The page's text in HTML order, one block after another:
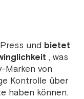
und bietet
, was
Marken von
Kontrolle über
haben können.